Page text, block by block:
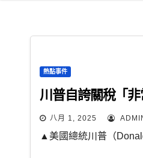
熱點事件
川普自誇關稅「
八月 1, 2025
▲美國總統川普（